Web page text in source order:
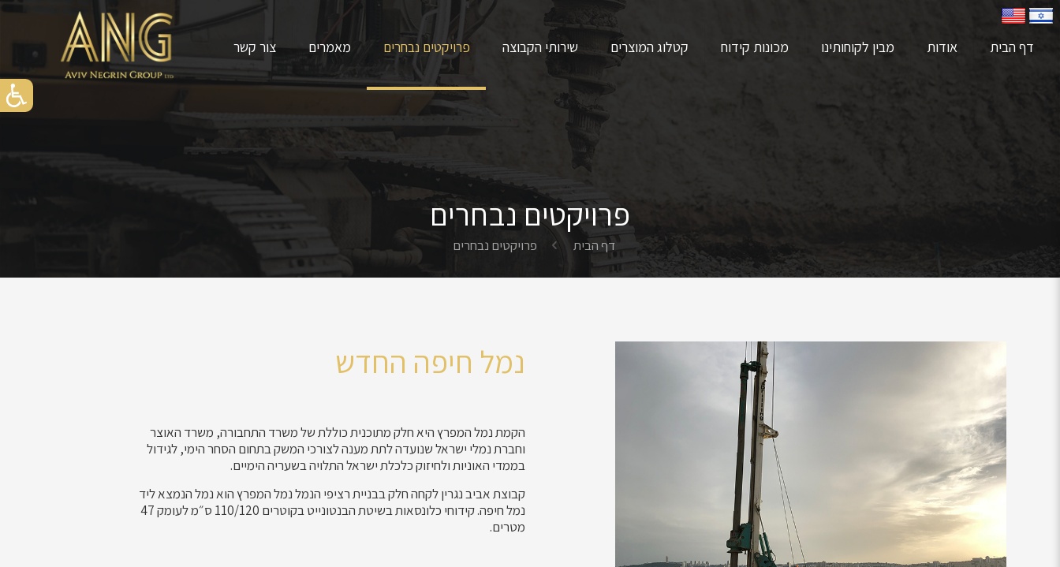
דף הבית אודות מבין לקוחותינו מכונות קידוח קטלוג המוצרים שירותי הקבוצה פרויקטים נבחרים מאמרים צור קשר
פרויקטים נבחרים
דף הבית פרויקטים נבחרים
נמל חיפה החדש
הקמת נמל המפרץ היא חלק מתוכנית כוללת של משרד התחבורה, משרד האוצר
וחברת נמלי ישראל שנועדה לתת מענה לצורכי המשק בתחום הסחר הימי, לגידול
בממדי האוניות ולחיזוק כלכלת ישראל התלויה בשעריה הימיים.
קבוצת אביב נגרין לקחה חלק בבניית רציפי הנמל נמל המפרץ הוא נמל הנמצא ליד
נמל חיפה. קידוחי כלונסאות בשיטת הבנטונייט בקוטרים 110/120 ס״מ לעומק 47
מטרים.